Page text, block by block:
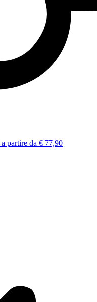
a partire da € 77,90